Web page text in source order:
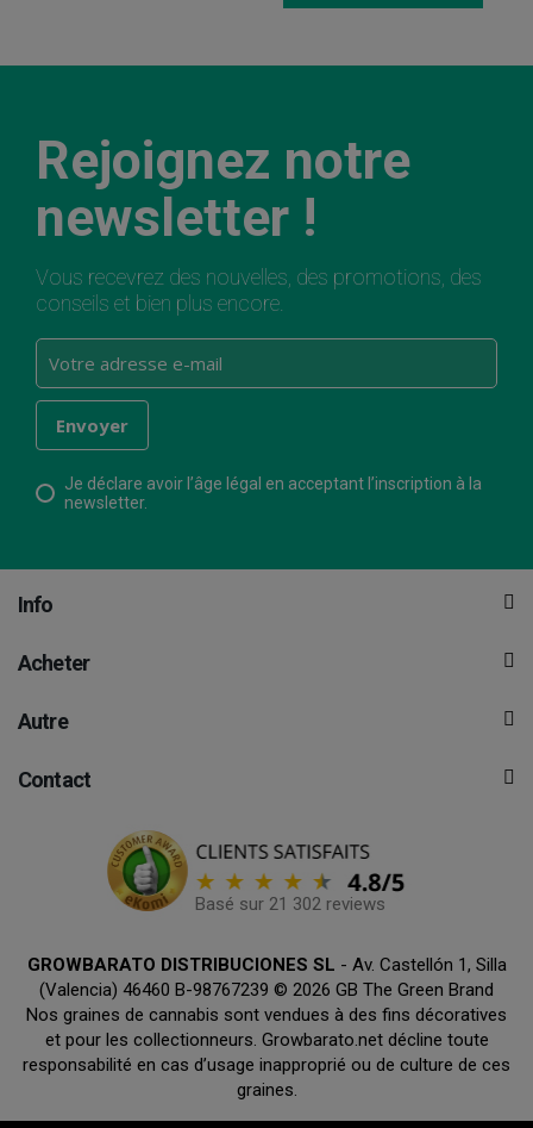
Rejoignez notre
newsletter !
Vous recevrez des nouvelles, des promotions, des
conseils et bien plus encore.
Je déclare avoir l’âge légal en acceptant l’inscription à la
newsletter.
Info
Acheter
Autre
Contact
Basé sur 21 302 reviews
GROWBARATO DISTRIBUCIONES SL - Av. Castellón 1, Silla
(Valencia) 46460 B-98767239 © 2026 GB The Green Brand
Nos graines de cannabis sont vendues à des fins décoratives
et pour les collectionneurs. Growbarato.net décline toute
responsabilité en cas d’usage inapproprié ou de culture de ces
graines.